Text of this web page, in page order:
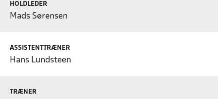
HOLDLEDER
Mads Sørensen
ASSISTENTTRÆNER
Hans Lundsteen
TRÆNER